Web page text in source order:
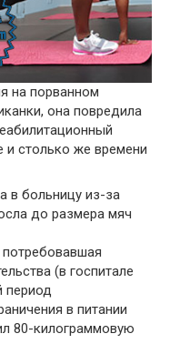
на порванном
она повредила
и столько же времени
в больницу из-за
до размера мяч
(в госпитале
период
в питании
80-килограммовую